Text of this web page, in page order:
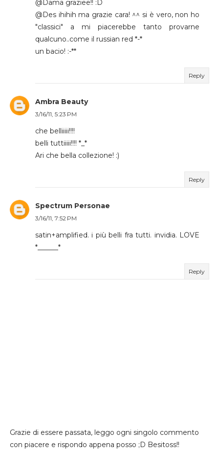
@Dama graziee!! :D
@Des ihihih ma grazie cara! ^^ si è vero, non ho
"classici" a mi piacerebbe tanto provarne
qualcuno..come il russian red *-*
un bacio! :-**
Reply
Ambra Beauty
3/16/11, 5:23 PM
che belliiiii!!!!
belli tuttiiiii!!!! *_*
Ari che bella collezione! :)
Reply
Spectrum Personae
3/16/11, 7:52 PM
satin+amplified. i più belli fra tutti. invidia. LOVE
*______*
Reply
Grazie di essere passata, leggo ogni singolo commento
con piacere e rispondo appena posso ;D Besitoss!!